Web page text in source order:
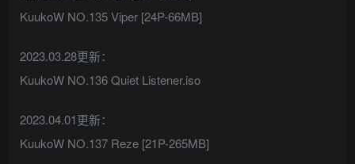
KuukoW NO.135 Viper [24P-66MB]
2023.03.28更新：
KuukoW NO.136 Quiet Listener.iso
2023.04.01更新：
KuukoW NO.137 Reze [21P-265MB]